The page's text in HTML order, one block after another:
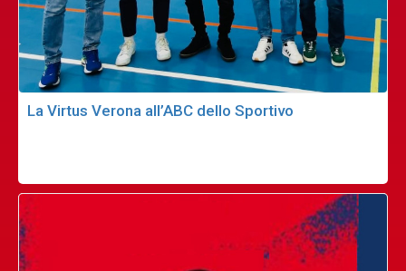
La Virtus Verona all’ABC dello Sportivo